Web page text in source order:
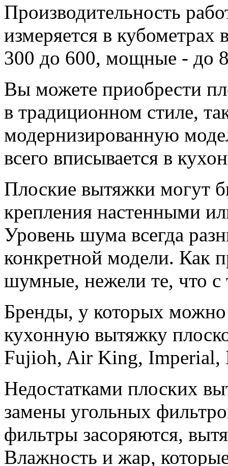
Производительность
измеряется в кубометрах
300 до 600, мощные - до
Вы можете приобрести
в традиционном стиле,
модернизированную
всего вписывается в
Плоские вытяжки могут
крепления настенными
Уровень шума всегда
конкретной модели. Как
шумные, нежели те, что с
Бренды, у которых можно
кухонную вытяжку
Fujioh, Air King, Imperial,
Недостатками плоских
замены угольных
фильтры засоряются,
Влажность и жар,